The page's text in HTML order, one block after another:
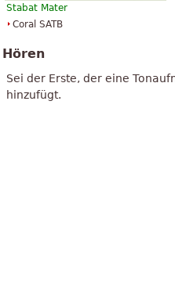
Stabat Mater
Coral SATB
Hören
Sei der Erste, der eine
hinzufügt.